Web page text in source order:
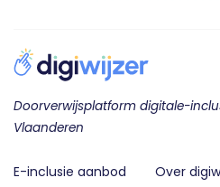
Doorverwijsplatform digitale-
Vlaanderen
E-inclusie aanbod Over